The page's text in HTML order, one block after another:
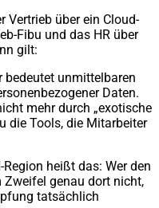
Vertrieb über ein Cloud-
Fibu und das HR über
gilt:
bedeutet unmittelbaren
Daten.
mehr durch „exotische
die Tools, die Mitarbeiter
heißt das: Wer den
genau dort nicht,
tatsächlich